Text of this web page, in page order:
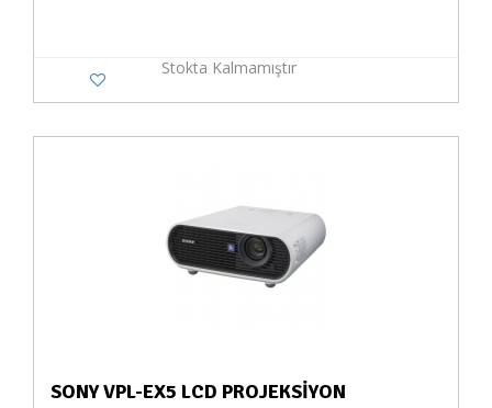
Stokta Kalmamıştır
SONY VPL-EX5 LCD PROJEKSİYON